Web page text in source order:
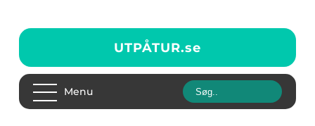
UTPÅTUR.se
Menu